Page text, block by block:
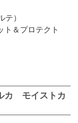
）
ト＆プロテクト
カ モイストカ